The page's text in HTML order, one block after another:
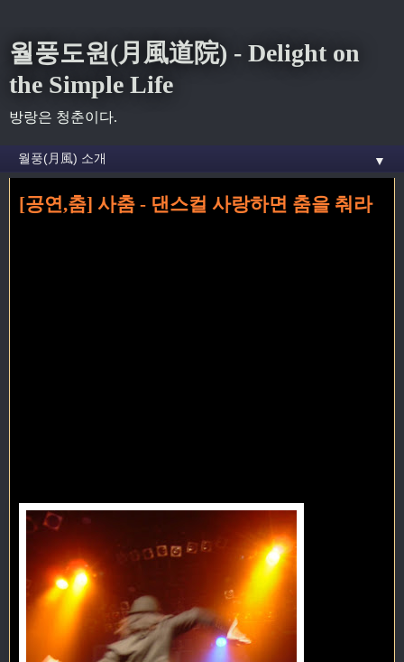
월풍도원(月風道院) - Delight on
the Simple Life
방랑은 청춘이다.
▼
» 사랑하면 춤을춰라 꼬리가 달린 글
[공연,춤] 사춤 - 댄스컬 사랑하면 춤을 춰라